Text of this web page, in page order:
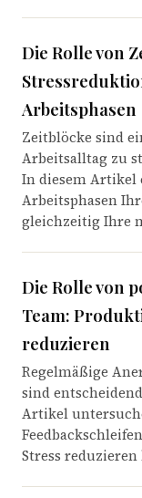
Die Rolle von
Arbeitsphasen
Zeitblöcke sind
Arbeitsalltag zu
In diesem Artikel
Arbeitsphasen
gleichzeitig Ihre
Die Rolle von
Team:
reduzieren
Regelmäßige
sind
Artikel
Stress